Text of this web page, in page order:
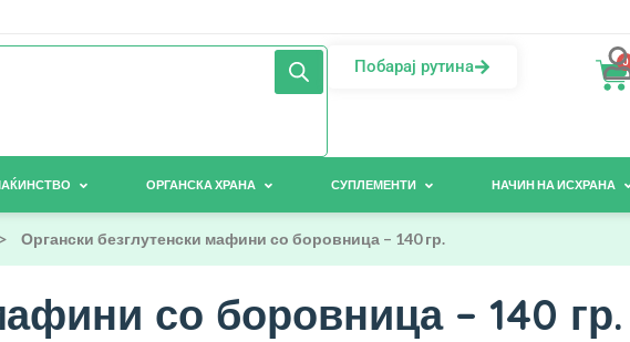
Побарај рутина 0
ОРГАНСКА ХРАНА СУПЛЕМЕНТИ НАЧИН НА ИСХРАНА
> Органски безглутенски мафини со боровница – 140 гр.
со боровница – 140 гр.